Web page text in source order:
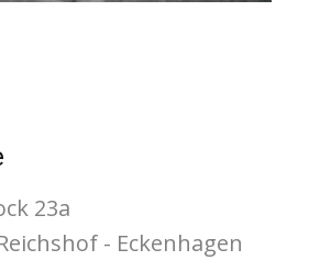
23a
- Eckenhagen